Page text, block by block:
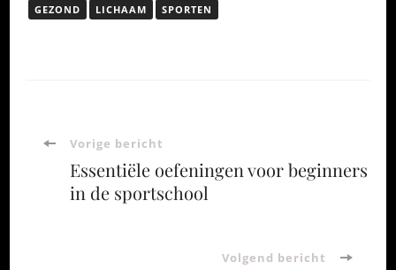
GEZOND LICHAAM SPORTEN
Bericht
navigatie
Vorige bericht
Essentiële oefeningen voor beginners
in de sportschool
Volgend bericht